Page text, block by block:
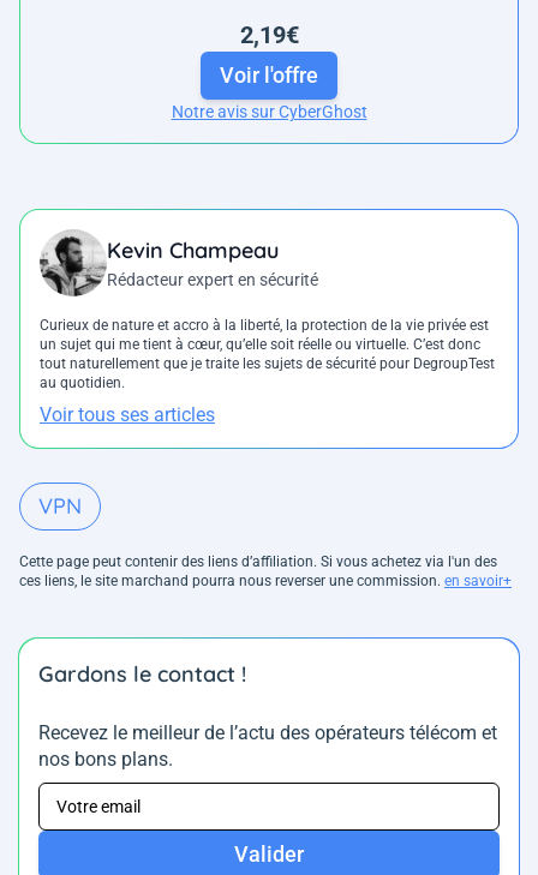
2,19€
Voir l'offre
Notre avis sur CyberGhost
Kevin Champeau
Rédacteur expert en sécurité
Curieux de nature et accro à la liberté, la protection de la vie privée est
un sujet qui me tient à cœur, qu’elle soit réelle ou virtuelle. C’est donc
tout naturellement que je traite les sujets de sécurité pour DegroupTest
au quotidien.
Voir tous ses articles
VPN
Cette page peut contenir des liens d’affiliation. Si vous achetez via l'un des
ces liens, le site marchand pourra nous reverser une commission. en savoir+
Gardons le contact !
Recevez le meilleur de l’actu des opérateurs télécom et
nos bons plans.
Valider